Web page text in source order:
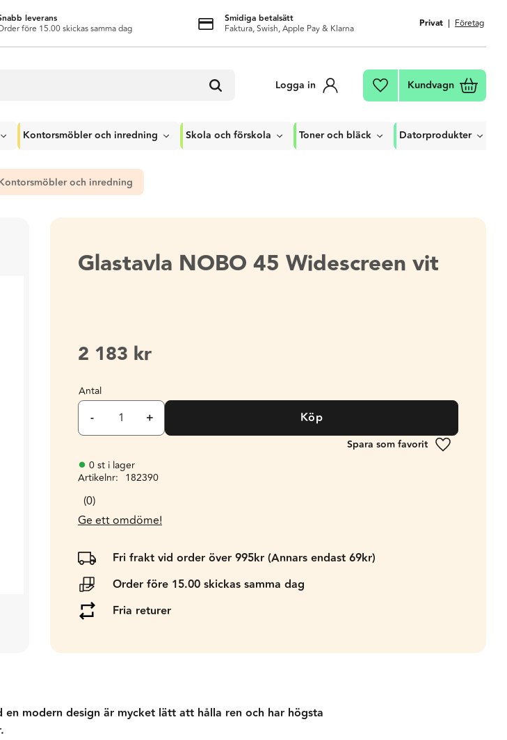
leverans
före 15.00 skickas samma dag
Smidiga betalsätt
Faktura, Swish, Apple Pay & Klarna Privat Företag
Logga in Favoriter
Kundvagn
Kontorsmöbler och inredning Skola och förskola Toner och bläck Datorprodukter
och inredning
Glastavla NOBO 45 Widescreen vit
2 183 kr
Antal
+
- Köp
Lägg till i
0 st i lager
Artikelnr
182390
0
Ge ett omdöme!
Fri frakt vid order över 995kr (Annars endast 69kr)
Order före 15.00 skickas samma dag
Fria returer
modern design är mycket lätt att hålla ren och har högsta